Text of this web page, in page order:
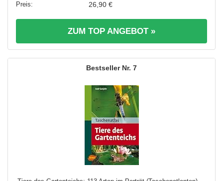
26,90 €
ZUM TOP ANGEBOT »
7